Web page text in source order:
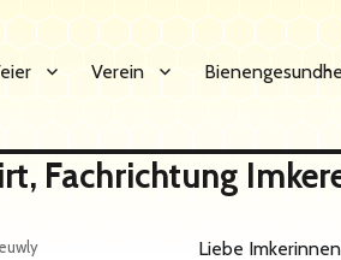
Verein
Fachrichtung
Liebe